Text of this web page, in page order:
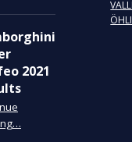
2021
…